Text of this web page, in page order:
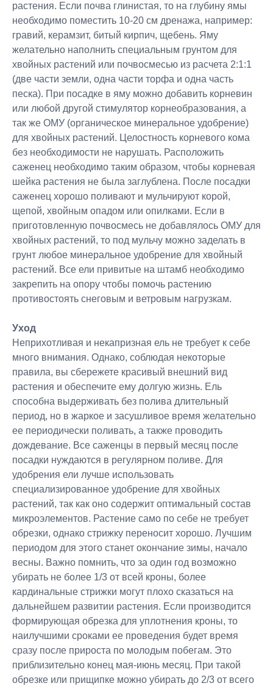
растения. Если почва глинистая, то на глубину ямы
необходимо поместить 10-20 см дренажа, например:
гравий, керамзит, битый кирпич, щебень. Яму
желательно наполнить специальным грунтом для
хвойных растений или почвосмесью из расчета 2:1:1
(две части земли, одна части торфа и одна часть
песка). При посадке в яму можно добавить корневин
или любой другой стимулятор корнеобразования, а
так же ОМУ (органическое минеральное удобрение)
для хвойных растений. Целостность корневого кома
без необходимости не нарушать. Расположить
саженец необходимо таким образом, чтобы корневая
шейка растения не была заглублена. После посадки
саженец хорошо поливают и мульчируют корой,
щепой, хвойным опадом или опилками. Если в
приготовленную почвосмесь не добавлялось ОМУ для
хвойных растений, то под мульчу можно заделать в
грунт любое минеральное удобрение для хвойный
растений. Все ели привитые на штамб необходимо
закрепить на опору чтобы помочь растению
противостоять снеговым и ветровым нагрузкам.
Уход
Неприхотливая и некапризная ель не требует к себе
много внимания. Однако, соблюдая некоторые
правила, вы сбережете красивый внешний вид
растения и обеспечите ему долгую жизнь. Ель
способна выдерживать без полива длительный
период, но в жаркое и засушливое время желательно
ее периодически поливать, а также проводить
дождевание. Все саженцы в первый месяц после
посадки нуждаются в регулярном поливе. Для
удобрения ели лучше использовать
специализированное удобрение для хвойных
растений, так как оно содержит оптимальный состав
микроэлементов. Растение само по себе не требует
обрезки, однако стрижку переносит хорошо. Лучшим
периодом для этого станет окончание зимы, начало
весны. Важно помнить, что за один год возможно
убирать не более 1/3 от всей кроны, более
кардинальные стрижки могут плохо сказаться на
дальнейшем развитии растения. Если производится
формирующая обрезка для уплотнения кроны, то
наилучшими сроками ее проведения будет время
сразу после прироста по молодым побегам. Это
приблизительно конец мая-июнь месяц. При такой
обрезке или прищипке можно убирать до 2/3 от всего